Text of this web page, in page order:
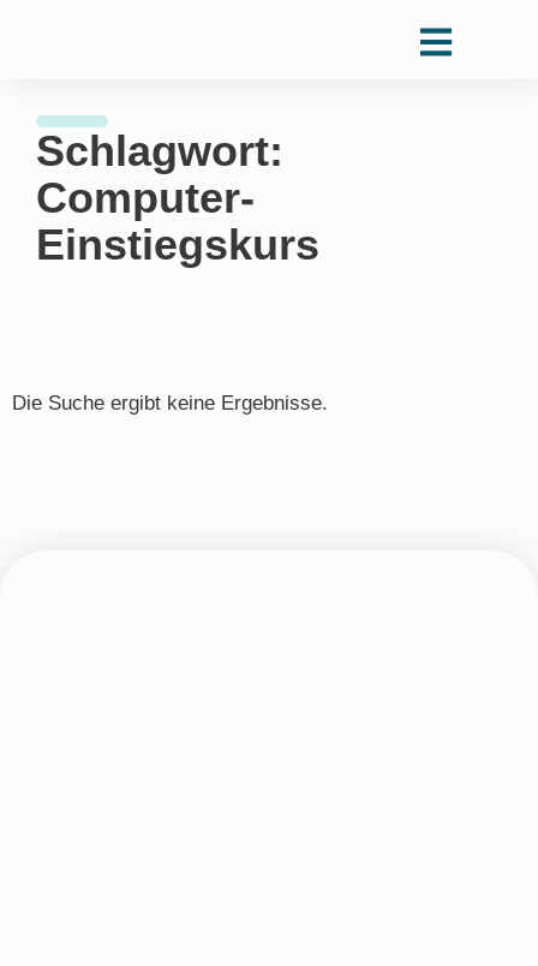
Schlagwort:
Computer-
Einstiegskurs
Die Suche ergibt keine Ergebnisse.